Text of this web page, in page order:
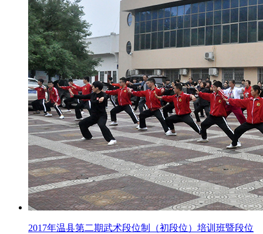
2017年温县第二期武术段位制（初段位）培训班暨段位